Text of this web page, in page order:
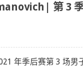
第 3
年季后赛第 3 场男